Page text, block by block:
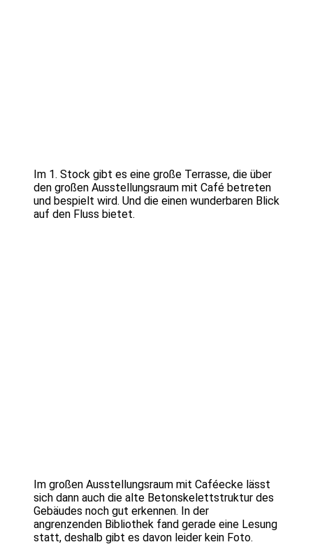
Im 1. Stock gibt es eine große Terrasse, die über
den großen Ausstellungsraum mit Café betreten
und bespielt wird. Und die einen wunderbaren Blick
auf den Fluss bietet.
Im großen Ausstellungsraum mit Caféecke lässt
sich dann auch die alte Betonskelettstruktur des
Gebäudes noch gut erkennen. In der
angrenzenden Bibliothek fand gerade eine Lesung
statt, deshalb gibt es davon leider kein Foto.